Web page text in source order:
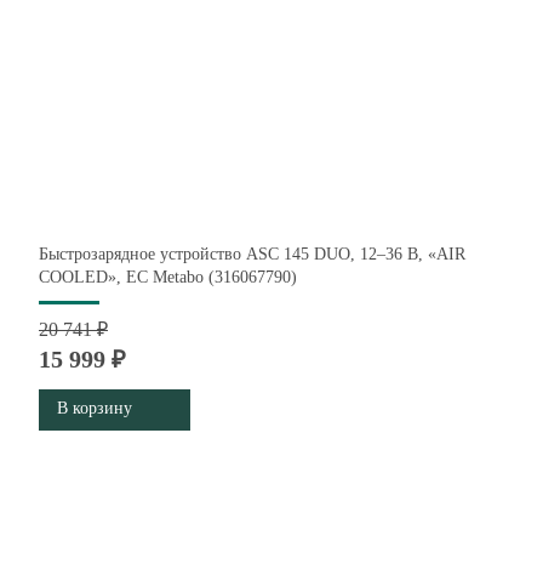
Быстрозарядное устройство ASC 145 DUO, 12–36 В, «AIR
COOLED», ЕС Metabo (316067790)
20 741 ₽
15 999 ₽
В корзину